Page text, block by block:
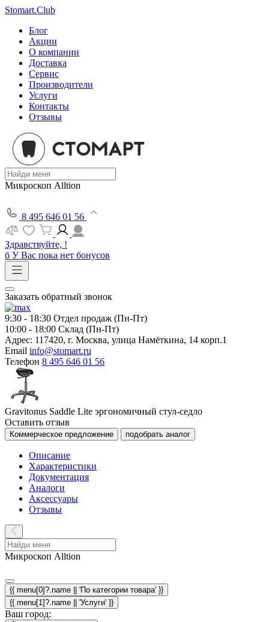
Stomart.Club
Блог
Акции
О компании
Доставка
Сервис
Производители
Услуги
Контакты
Отзывы
Микроскоп Alltion
8 495 646 01 56
Здравствуйте, !
б У Вас пока нет бонусов
Заказать обратный звонок
9:30 - 18:30 Отдел продаж (Пн-Пт)
10:00 - 18:00 Склад (Пн-Пт)
Адрес: 117420, г. Москва, улица Намёткина, 14 корп.1
Email info@stomart.ru
Телефон 8 495 646 01 56
Gravitonus Saddle Lite эргономичный стул-седло
Оставить отзыв
Коммерческое предложение подобрать аналог
Описание
Характеристики
Документация
Аналоги
Аксессуары
Отзывы
Микроскоп Alltion
{{ menu[0]?.name || 'По категории товара' }}
{{ menu[1]?.name || 'Услуги' }}
Ваш город: